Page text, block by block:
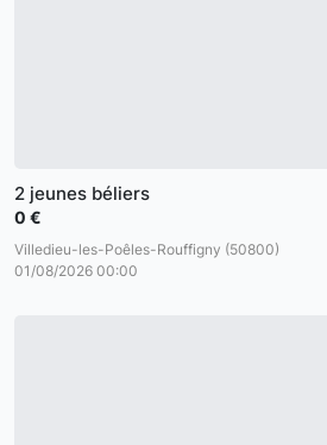
2 jeunes béliers
0 €
Villedieu-les-Poêles-Rouffigny (50800)
01/08/2026 00:00